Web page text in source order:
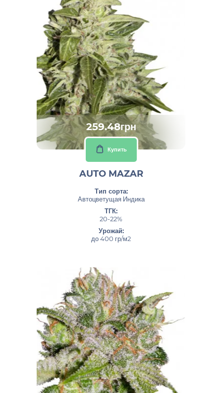
259.48грн
Купить
AUTO MAZAR
Тип сорта:
Автоцветущая Индика
ТГК:
20-22%
Урожай:
до 400 гр/м2